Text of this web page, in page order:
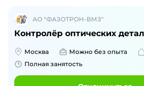
АО "ФАЗОТРОН-ВМЗ"
Контролёр оптических
Москва Можно без опыта
Полная занятость